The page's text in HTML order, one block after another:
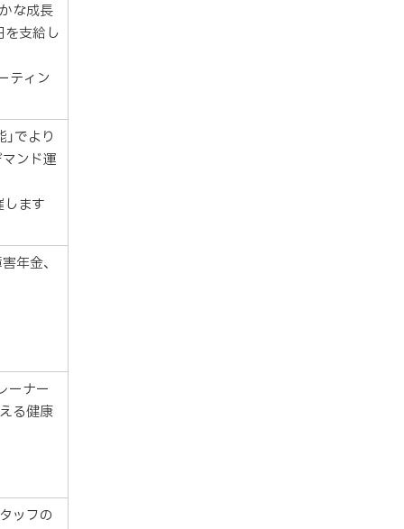
な成長
を支給し
ティン
でより
ンド運
します
年金、
ーナー
る健康
ッフの